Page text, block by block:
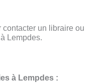
un libraire ou
Lempdes.
à Lempdes :